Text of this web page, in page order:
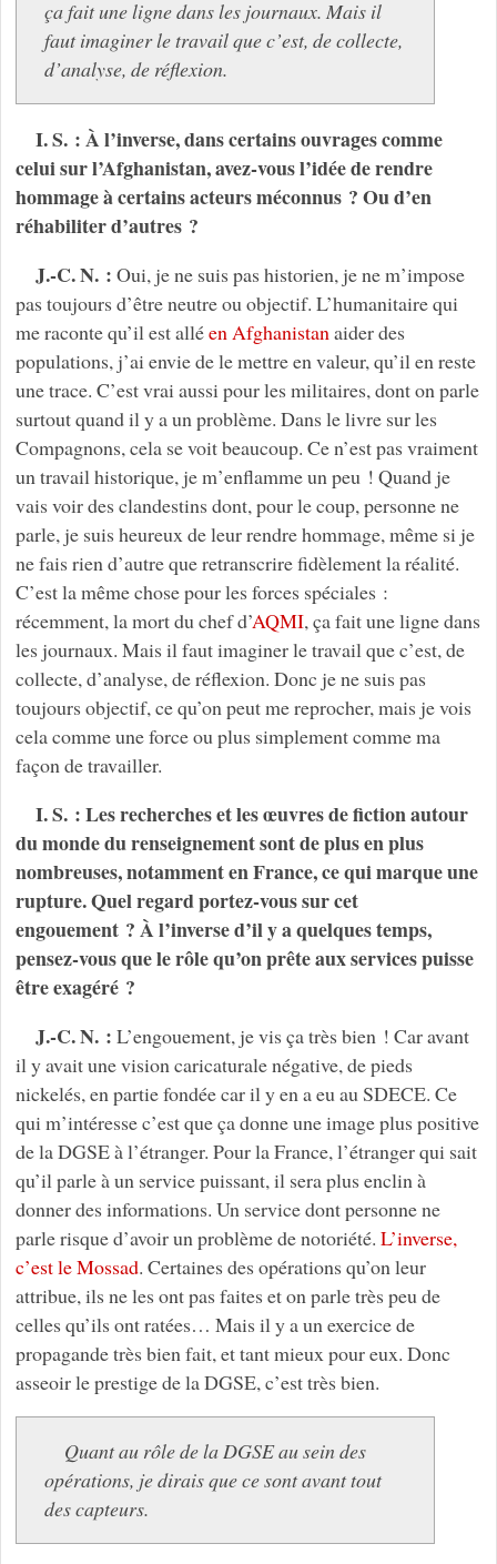
ça fait une ligne dans les journaux. Mais il
faut imaginer le travail que c’est, de collecte,
d’analyse, de réflexion.
I. S. : À l’inverse, dans certains ouvrages comme
celui sur l’Afghanistan, avez-vous l’idée de rendre
hommage à certains acteurs méconnus ? Ou d’en
réhabiliter d’autres ?
J.-C. N. : Oui, je ne suis pas historien, je ne m’impose
pas toujours d’être neutre ou objectif. L’humanitaire qui
me raconte qu’il est alléen Afghanistanaider des
populations, j’ai envie de le mettre en valeur, qu’il en reste
une trace. C’est vrai aussi pour les militaires, dont on parle
surtout quand il y a un problème. Dans le livre sur les
Compagnons, cela se voit beaucoup. Ce n’est pas vraiment
un travail historique, je m’enflamme un peu ! Quand je
vais voir des clandestins dont, pour le coup, personne ne
parle, je suis heureux de leur rendre hommage, même si je
ne fais rien d’autre que retranscrire fidèlement la réalité.
C’est la même chose pour les forces spéciales :
récemment, la mort du chef d’AQMI, ça fait une ligne dans
les journaux. Mais il faut imaginer le travail que c’est, de
collecte, d’analyse, de réflexion. Donc je ne suis pas
toujours objectif, ce qu’on peut me reprocher, mais je vois
cela comme une force ou plus simplement comme ma
façon de travailler.
I. S. : Les recherches et les œuvres de fiction autour
du monde du renseignement sont de plus en plus
nombreuses, notamment en France, ce qui marque une
rupture. Quel regard portez-vous sur cet
engouement ? À l’inverse d’il y a quelques temps,
pensez-vous que le rôle qu’on prête aux services puisse
être exagéré ?
J.-C. N. : L’engouement, je vis ça très bien ! Car avant
il y avait une vision caricaturale négative, de pieds
nickelés, en partie fondée car il y en a eu au SDECE. Ce
qui m’intéresse c’est que ça donne une image plus positive
de la DGSE à l’étranger. Pour la France, l’étranger qui sait
qu’il parle à un service puissant, il sera plus enclin à
donner des informations. Un service dont personne ne
parle risque d’avoir un problème de notoriété. L’inverse,
c’est le Mossad. Certaines des opérations qu’on leur
attribue, ils ne les ont pas faites et on parle très peu de
celles qu’ils ont ratées… Mais il y a un exercice de
propagande très bien fait, et tant mieux pour eux. Donc
asseoir le prestige de la DGSE, c’est très bien.
Quant au rôle de la DGSE au sein des
opérations, je dirais que ce sont avant tout
des capteurs.